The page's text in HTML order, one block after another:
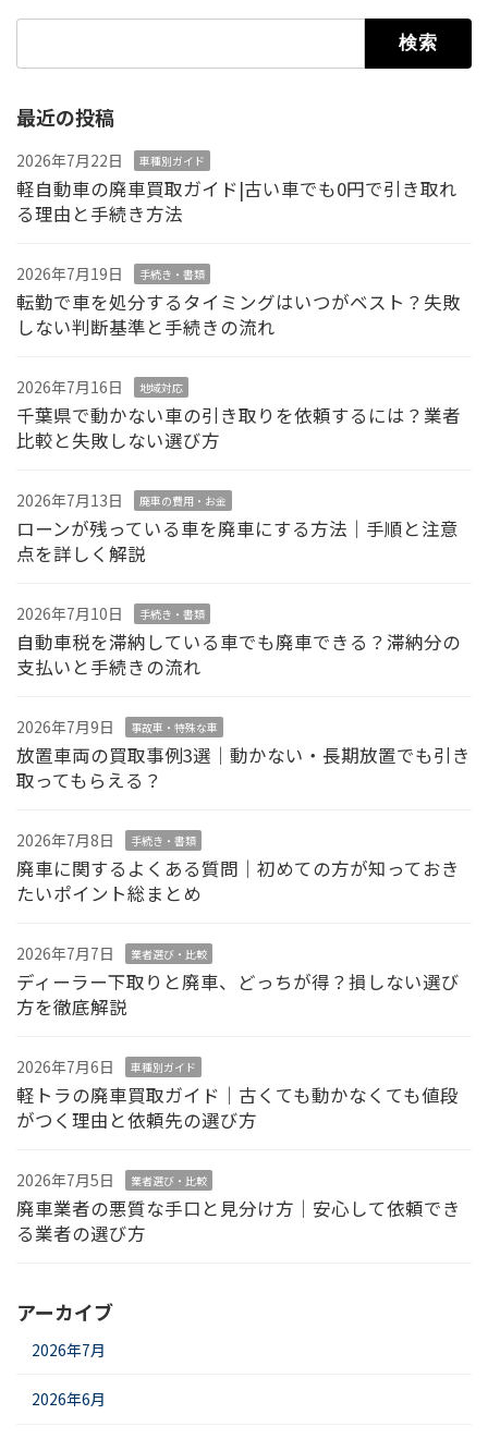
最近の投稿
2026年7月22日 車種別ガイド
軽自動車の廃車買取ガイド|古い車でも0円で引き取れ
る理由と手続き方法
2026年7月19日 手続き・書類
転勤で車を処分するタイミングはいつがベスト？失敗
しない判断基準と手続きの流れ
2026年7月16日 地域対応
千葉県で動かない車の引き取りを依頼するには？業者
比較と失敗しない選び方
2026年7月13日 廃車の費用・お金
ローンが残っている車を廃車にする方法｜手順と注意
点を詳しく解説
2026年7月10日 手続き・書類
自動車税を滞納している車でも廃車できる？滞納分の
支払いと手続きの流れ
2026年7月9日 事故車・特殊な車
放置車両の買取事例3選｜動かない・長期放置でも引き
取ってもらえる？
2026年7月8日 手続き・書類
廃車に関するよくある質問｜初めての方が知っておき
たいポイント総まとめ
2026年7月7日 業者選び・比較
ディーラー下取りと廃車、どっちが得？損しない選び
方を徹底解説
2026年7月6日 車種別ガイド
軽トラの廃車買取ガイド｜古くても動かなくても値段
がつく理由と依頼先の選び方
2026年7月5日 業者選び・比較
廃車業者の悪質な手口と見分け方｜安心して依頼でき
る業者の選び方
アーカイブ
2026年7月
2026年6月